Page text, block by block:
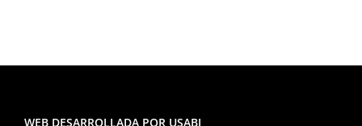
WEB DESARROLLADA POR USABI